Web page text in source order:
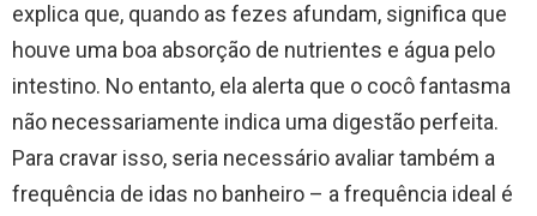
explica que, quando as fezes afundam, significa que
houve uma boa absorção de nutrientes e água pelo
intestino. No entanto, ela alerta que o cocô fantasma
não necessariamente indica uma digestão perfeita.
Para cravar isso, seria necessário avaliar também a
frequência de idas no banheiro – a frequência ideal é